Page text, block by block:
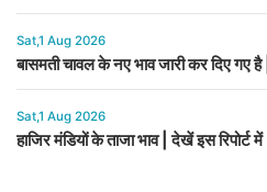
Sat,1 Aug 2026
बासमती चावल के नए भाव जारी कर दिए गए है
Sat,1 Aug 2026
हाजिर मंडियों के ताजा भाव | देखें इस रिपोर्ट में